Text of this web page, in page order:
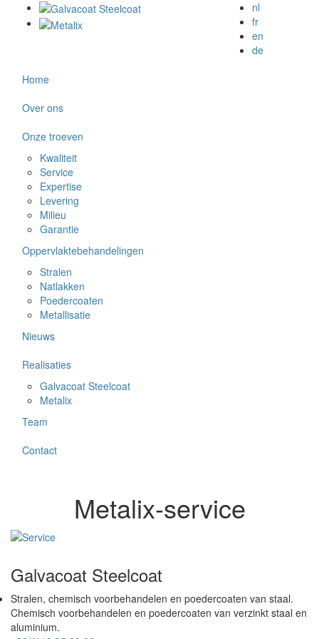
nl
fr
en
de
Home
Over ons
Onze troeven
Kwaliteit
Service
Expertise
Levering
Milieu
Garantie
Oppervlaktebehandelingen
Stralen
Natlakken
Poedercoaten
Metallisatie
Nieuws
Realisaties
Galvacoat Steelcoat
Metalix
Team
Contact
Metalix-service
Galvacoat Steelcoat
Stralen, chemisch voorbehandelen en poedercoaten van staal.
Chemisch voorbehandelen en poedercoaten van verzinkt staal en
aluminium.